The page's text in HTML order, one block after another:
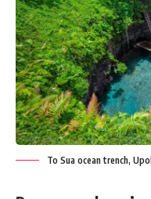
To Sua ocean trench,